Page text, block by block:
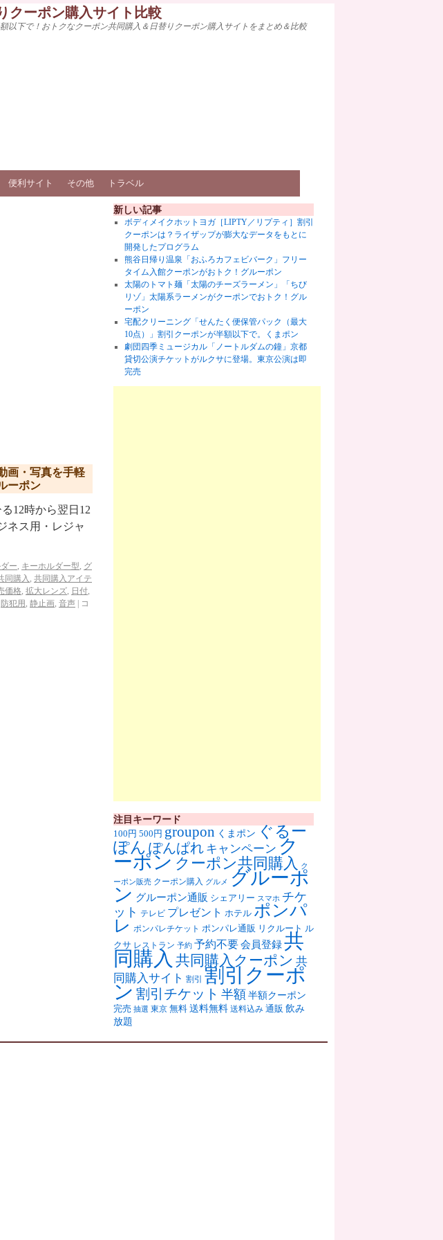
クーポン購入サイト比較
下で！おトクなクーポン共同購入＆日替りクーポン購入サイトをまとめ＆比較
便利サイト その他 トラベル
画・写真を手軽
ーポン
12時から翌日12
ネス用・レジャ
ー, キーホルダー型, グ
同購入 , 共同購入アイテ
価格, 拡大レンズ, 日付,
防犯用 , 静止画, 音声
コ
新しい記事
ボディメイクホットヨガ［LIPTY／リプティ］割引
クーポンは？ライザップが膨大なデータをもとに
開発したプログラム
熊谷日帰り温泉「おふろカフェビバーク」フリー
タイム入館クーポンがおトク！グルーポン
太陽のトマト麺「太陽のチーズラーメン」「ちび
リゾ」太陽系ラーメンがクーポンでおトク！グル
ーポン
宅配クリーニング「せんたく便保管パック（最大
10点）」割引クーポンが半額以下で。くまポン
劇団四季ミュージカル「ノートルダムの鐘」京都
貸切公演チケットがルクサに登場。東京公演は即
完売
注目キーワード
100円 500円 groupon くまポン ぐるー
ぽん ぽんぱれ キャンペーン ク
ーポン クーポン共同購入 ク
ーポン販売 クーポン購入 グルメ グルーポ
ン グルーポン通販 シェアリー スマホ チケ
ット テレビ プレゼント ホテル ポンパ
レ ポンパレチケット ポンパレ通販 リクルート ル
クサ レストラン 予約 予約不要会員登録共
同購入 共同購入クーポン 共
同購入サイト 割引 割引クーポ
ン 割引チケット 半額 半額クーポン
完売 抽選 東京 無料 送料無料 送料込み 通販 飲み
放題